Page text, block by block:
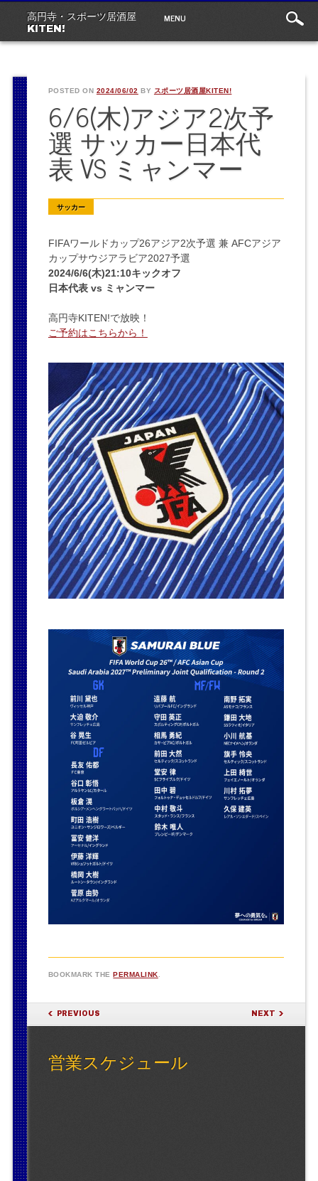
高円寺・スポーツ居酒屋
KITEN!
Main
MENU
POSTED ON 2024/06/02 BY スポーツ居酒屋KITEN!
6/6(木)アジア2次予
選 サッカー日本代
表 VS ミャンマー
サッカー
FIFAワールドカップ26アジア2次予選 兼 AFCアジア
カップサウジアラビア2027予選
2024/6/6(木)21:10キックオフ
日本代表 vs ミャンマー
高円寺KITEN!で放映！
ご予約はこちらから！
BOOKMARK THEPERMALINK
POST NAVIGATION
PREVIOUS NEXT
営業スケジュール